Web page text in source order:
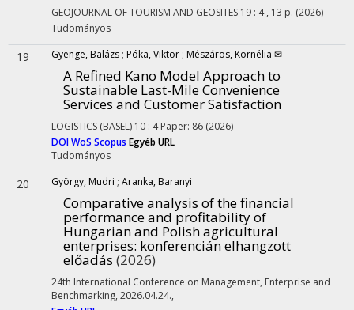
GEOJOURNAL OF TOURISM AND GEOSITES 19 : 4 , 13 p. (2026)
Tudományos
19 Gyenge, Balázs ; Póka, Viktor ; Mészáros, Kornélia ✉
A Refined Kano Model Approach to
Sustainable Last-Mile Convenience
Services and Customer Satisfaction
LOGISTICS (BASEL) 10 : 4 Paper: 86 (2026)
DOIWoS Scopus Egyéb URL
Tudományos
20 György, Mudri ; Aranka, Baranyi
Comparative analysis of the financial
performance and profitability of
Hungarian and Polish agricultural
enterprises: konferencián elhangzott
előadás (2026)
24th International Conference on Management, Enterprise and
Benchmarking, 2026.04.24.,